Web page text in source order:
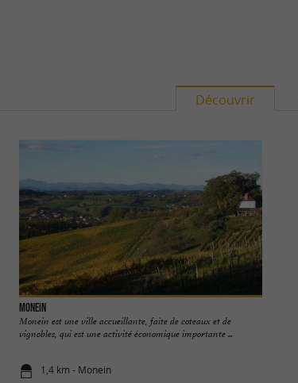
Découvrir
Monein
Monein est une ville accueillante, faite de coteaux et de
vignobles, qui est une activité économique importante ...
1,4 km - Monein